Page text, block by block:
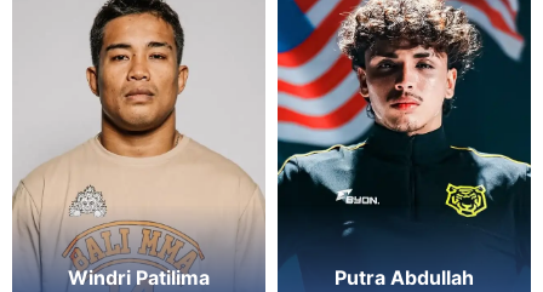
Windri Patilima Putra Abdullah